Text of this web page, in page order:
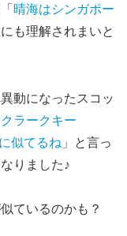
晴海はシンガポー
も理解されまいと
動になったスコッ
ラークキー
似てるね 」と言っ
りました♪
ているのかも？